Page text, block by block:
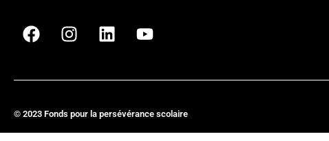
© 2023 Fonds pour la persévérance scolaire